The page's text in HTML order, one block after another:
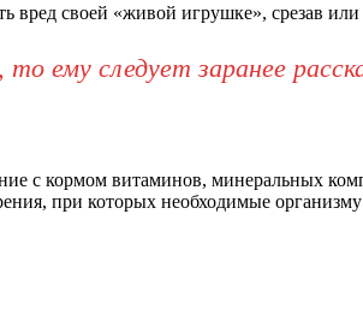
вред своей «живой игрушке», срезав
ему следует заранее
с кормом витаминов, минеральных
при которых необходимые